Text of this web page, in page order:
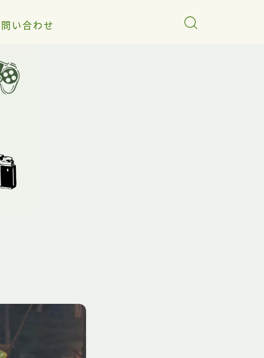
い合わせ